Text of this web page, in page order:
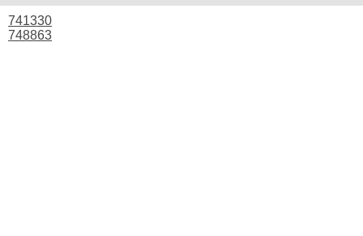
741330
748863